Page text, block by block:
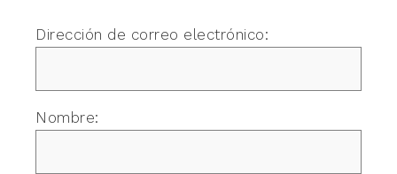
Dirección de correo electrónico:
Nombre: